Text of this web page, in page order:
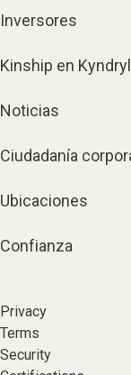
Inversores
Kinship en Kyndryl
Noticias
Ciudadanía
Ubicaciones
Confianza
Privacy
Terms
Security